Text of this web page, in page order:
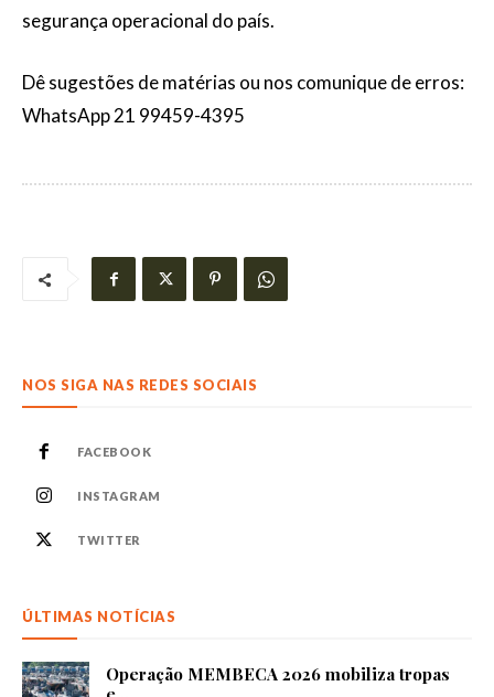
segurança operacional do país.
Dê sugestões de matérias ou nos comunique de erros:
WhatsApp 21 99459-4395
NOS SIGA NAS REDES SOCIAIS
FACEBOOK
INSTAGRAM
TWITTER
ÚLTIMAS NOTÍCIAS
Operação MEMBECA 2026 mobiliza tropas